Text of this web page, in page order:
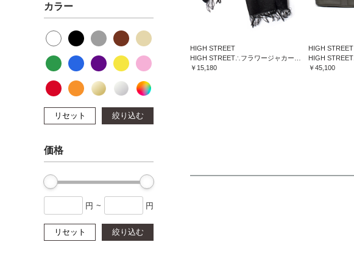
カラー
リセット 絞り込む
価格
円 ~ 円
リセット 絞り込む
HIGH STREET
￥15,180
HIGH STREET
￥45,100